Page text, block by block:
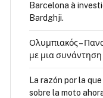
Barcelona à
Bardghji.
Ολυμπιακός –
με μια
La razón por la
sobre la moto